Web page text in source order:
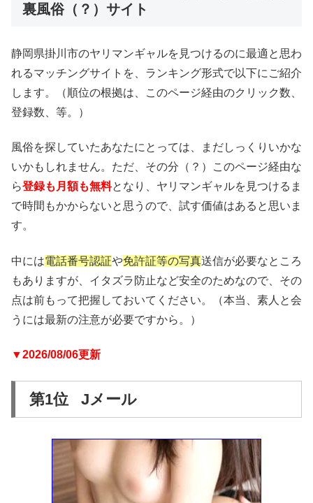
裏風俗（？）サイト
静岡県掛川市のヤリマンギャルを見つけるのに最適と思わ
れるマッチングサイトを、ランキング形式で以下にご紹介
します。（順位の根拠は、このページ経由のクリック数、
登録数、等。）
風俗を探していたあなたにとっては、まだしっくりいかな
いかもしれません。ただ、その分（？）このページ経由な
ら登録も月額も無料となり、ヤリマンギャルを見つけるま
で時間もかからないと思うので、試す価値はあると思いま
す。
中には電話番号認証や免許証等の写真送信が必要なところ
もありますが、イタズラ防止など安全のためなので、その
点は前もって把握しておいてください。（本当、素人と会
うには最新の注意が必要ですから。）
▼2026/08/06更新
第1位 Jメール